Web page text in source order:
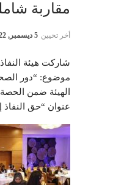
مقاربة
أخر تحيين 5 ديسمبر, 2022
موضوع: “دور
الهيئة ضمن الحصة
عنوان “حق النفاذ